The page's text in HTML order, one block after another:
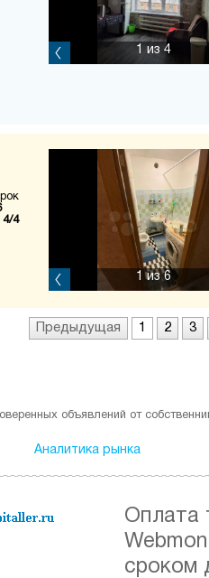
1 из 4
4/4
1 из 6
Предыдущая 1 2 3
объявлений от
Аналитика рынка
Оплата
сроком